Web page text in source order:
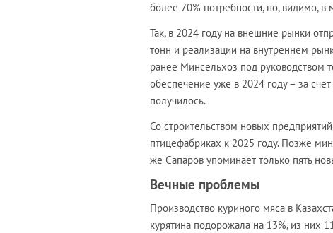
более 70% потребности, но, видимо, в
Так, в 2024 году на внешние рынки
тонн и реализации на внутреннем
ранее Минсельхоз под руководством
обеспечение уже в 2024 году – за
получилось.
Со строительством новых
птицефабриках к 2025 году. Позже
же Сапаров упоминает только пять
Вечные проблемы
Производство куриного мяса в
курятина подорожала на 13%, из них